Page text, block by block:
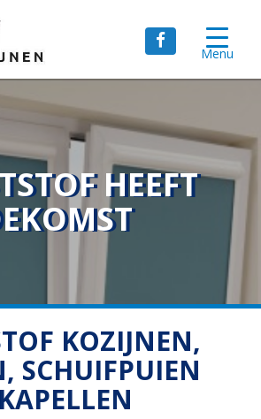
HEEFT
KOZIJNEN,
SCHUIFPUIEN
Menu